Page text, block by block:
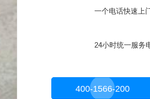
一个电话快速上
24小时统一服务
400-1566-200